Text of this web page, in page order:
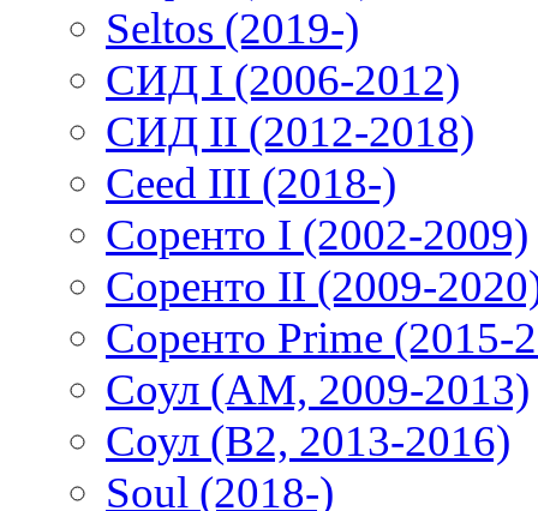
Seltos (2019-)
СИД I (2006-2012)
СИД II (2012-2018)
Ceed III (2018-)
Соренто I (2002-2009)
Соренто II (2009-
Соренто Prime (2015-
Соул (AM, 2009-2013)
Соул (B2, 2013-2016)
Soul (2018-)